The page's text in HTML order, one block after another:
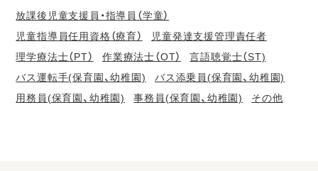
放課後児童支援員・指導員（学童）
児童指導員任用資格（療育）
児童発達支援管理責任者
理学療法士（PT）
作業療法士（OT）
言語聴覚士（ST)
バス運転手(保育園、幼稚園)
バス添乗員(保育園、幼稚園)
用務員(保育園、幼稚園)
事務員(保育園、幼稚園) その他